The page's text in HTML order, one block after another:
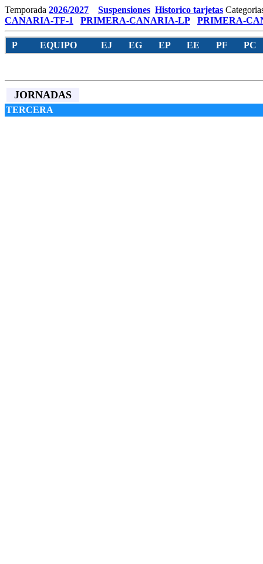
Temporada 2026/2027 Suspensiones Historico tarjetas
CANARIA-TF-1
PRIMERA-CANARIA-LP PRIMERA-
P EQUIPO EJ EG EP EE PF PC
JORNADAS
TERCERA